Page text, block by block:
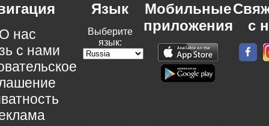
нас
с нами
Язык
Выберите
язык:
Мобильные
приложения
с